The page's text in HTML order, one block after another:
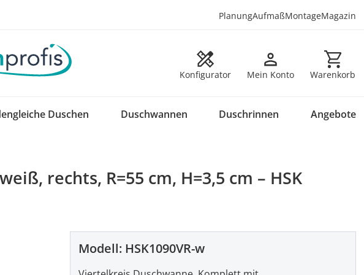
PlanungAufmaßMontageMagazin
Konfigurator Mein Konto Warenkorb
Warenkorb
Duschen Duschwannen Duschrinnen Angebote
rechts, R=55 cm, H=3,5 cm – HSK
Modell: HSK1090VR-w